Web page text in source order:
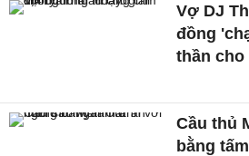
Vợ DJ
đồng
thần cho
Cầu thủ
bằng